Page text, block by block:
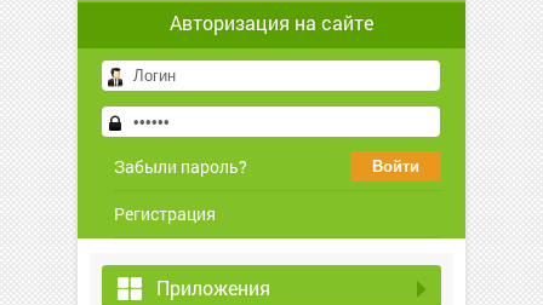
Авторизация на сайте
Забыли пароль?
Регистрация
Приложения